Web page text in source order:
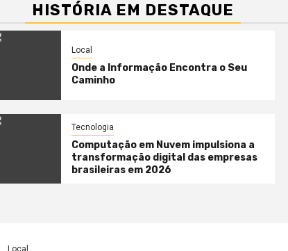
HISTÓRIA EM DESTAQUE
Local
Onde a Informação Encontra o Seu
Caminho
Tecnologia
Computação em Nuvem impulsiona a
transformação digital das empresas
brasileiras em 2026
Local